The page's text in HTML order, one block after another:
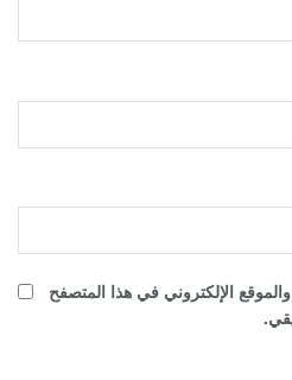
الإلكتروني في هذا المتصفح